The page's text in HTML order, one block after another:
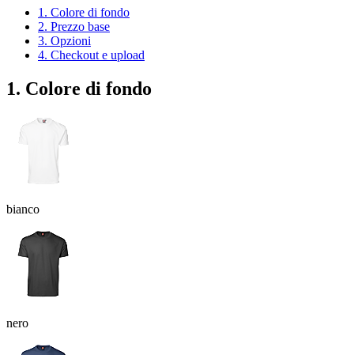
1. Colore di fondo
2. Prezzo base
3. Opzioni
4. Checkout e upload
1. Colore di fondo
bianco
nero